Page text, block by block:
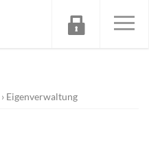
Eigenverwaltung